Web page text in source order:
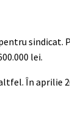
sindicat.
lei.
În aprilie